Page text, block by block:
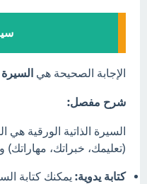
الإجابة الصحيحة هي السيرة
شرح مفصل:
السيرة الذاتية الورقية هي
(تعليمك، خبراتك،
كتابة يدوية: يمكنك كتابة